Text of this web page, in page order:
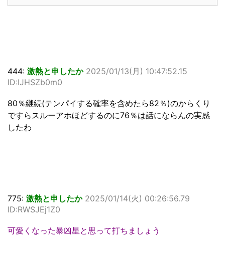
444: 激熱と申したか 2025/01/13(月) 10:47:52.15
ID:IJHSZb0m0
80％継続(テンパイする確率を含めたら82％)のからくり
ですらスルーアホほどするのに76％は話にならんの実感
したわ
775: 激熱と申したか 2025/01/14(火) 00:26:56.79
ID:RWSJEj1Z0
可愛くなった暴凶星と思って打ちましょう